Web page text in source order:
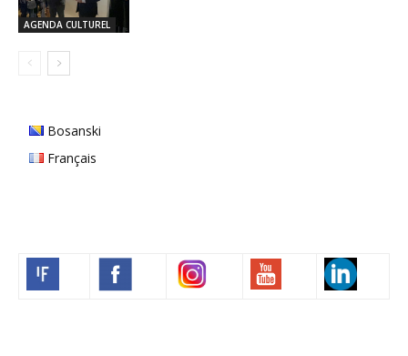
AGENDA CULTUREL
Bosanski
Français